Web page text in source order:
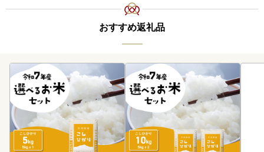
【ご注文に際して予めご了承ください】
・必ず氏名・住所が住民票情報と一致するかご確認くださ
い。寄附金受領証明書は住民票の住所に送付いたします。
お礼の品を住民票とは別の宛先に送付する場合は、別途「送
寄附完了後のキャンセルや申込内容の変更はできません。
入力内容に間違いがないかご確認ください。
・飲食品のお礼の品につきまして、お届けの際に不在が続き
配達できなかった場合、再送はいたしかねます。
※飲食品以外のお品で再配送を希望される場合は、送料をご
負担いただきます。
※複数の返礼品をお申込みの場合は、それぞれ別々の発送に
おすすめ返礼品